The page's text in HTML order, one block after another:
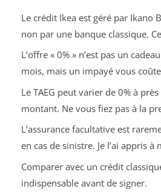
Le crédit Ikea est géré par Ikano
non par une banque classique.
L’offre « 0% » n’est pas un
mois, mais un impayé vous
Le TAEG peut varier de 0% à
montant. Ne vous fiez pas à la
L’assurance facultative est
en cas de sinistre. Je l’ai appris à
Comparer avec un crédit
indispensable avant de signer.